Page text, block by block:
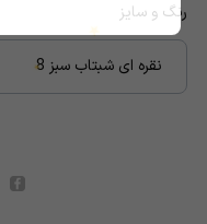
رنگ و سایز
نقره ای شبتاب سبز 8